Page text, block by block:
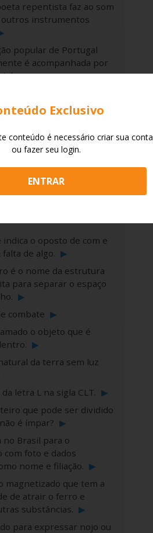
repentista faz ao som
outros instrumentos
popular de Portugal
é acompanhada por
▶
para estender a
de dizer alvo ou
da água do mar
ventos e mares.
o valor total de
indica o oposto de com e
de algo. ▶
é o nome da estrutura
para separar o espaço
▶
combate ▶
o objeto que é
▶
da terra sem luz
letra L na sigla CLT. ▶
que pode ser dividido
é ímpar? ▶
no Brasil para o
com foto e dados
nome e filiação. ▶
magnetizado que tem a
de atrair o ferro e
substâncias. ▶
para expressar nojo ou
Exclusivo
conteúdo é necessário criar sua conta
ou fazer seu login.
ENTRAR